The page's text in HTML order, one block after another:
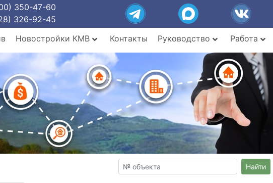
350-47-60
326-92-45
Новостройки КМВ Контакты Руководство Работа
Найти